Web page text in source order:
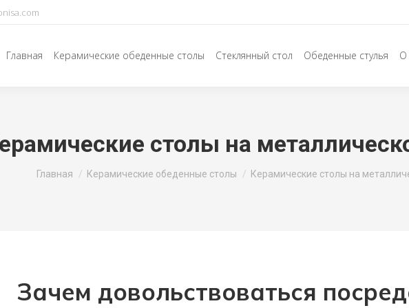
Главная Керамические обеденные столы Стеклянный стол Обеденные стулья О
столы на
Вы здесь:
Главная Керамические обеденные столы Керамические столы на
Зачем довольствоваться